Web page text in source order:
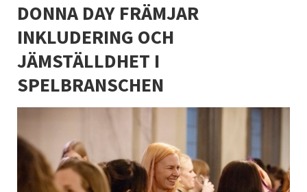
DONNA DAY FRÄMJAR
INKLUDERING OCH
JÄMSTÄLLDHET I
SPELBRANSCHEN